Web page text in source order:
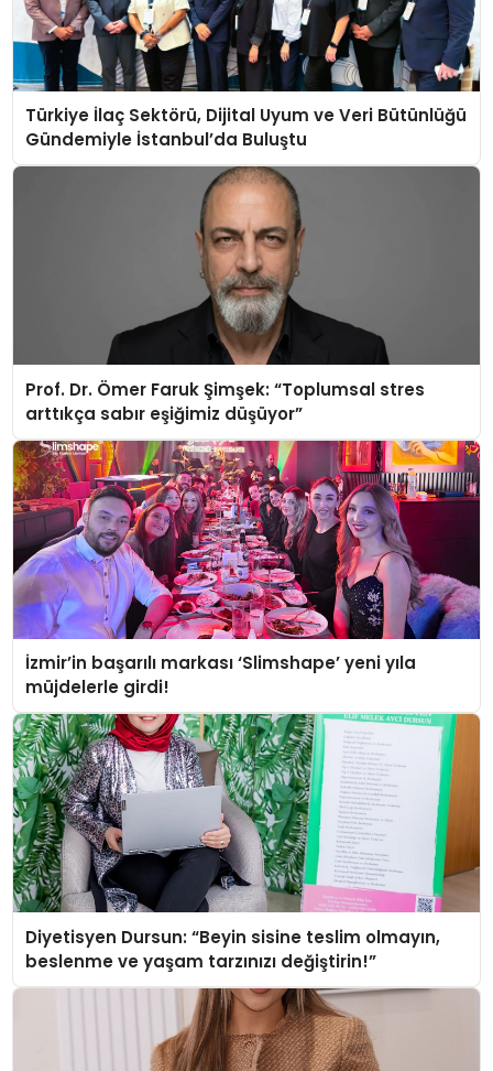
Türkiye İlaç Sektörü, Dijital Uyum ve Veri Bütünlüğü
Gündemiyle İstanbul’da Buluştu
Prof. Dr. Ömer Faruk Şimşek: “Toplumsal stres
arttıkça sabır eşiğimiz düşüyor”
İzmir’in başarılı markası ‘Slimshape’ yeni yıla
müjdelerle girdi!
Diyetisyen Dursun: “Beyin sisine teslim olmayın,
beslenme ve yaşam tarzınızı değiştirin!”